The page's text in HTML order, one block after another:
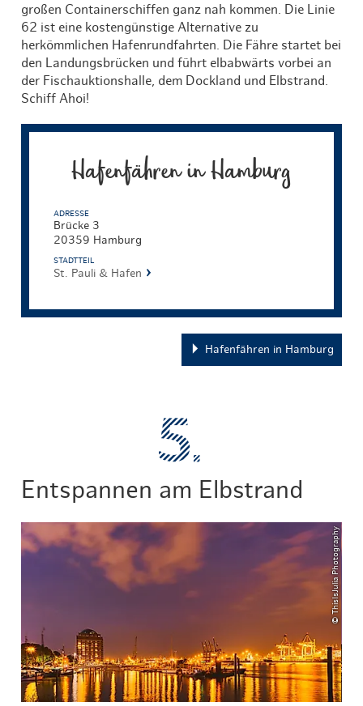
großen Containerschiffen ganz nah kommen. Die Linie
62 ist eine kostengünstige Alternative zu
herkömmlichen Hafenrundfahrten. Die Fähre startet bei
den Landungsbrücken und führt elbabwärts vorbei an
der Fischauktionshalle, dem Dockland und Elbstrand.
Schiff Ahoi!
Hafenfähren in Hamburg
ADRESSE
Brücke 3
20359 Hamburg
STADTTEIL
St. Pauli & Hafen
Hafenfähren in Hamburg
Entspannen am Elbstrand
© ThisIsJulia Photography